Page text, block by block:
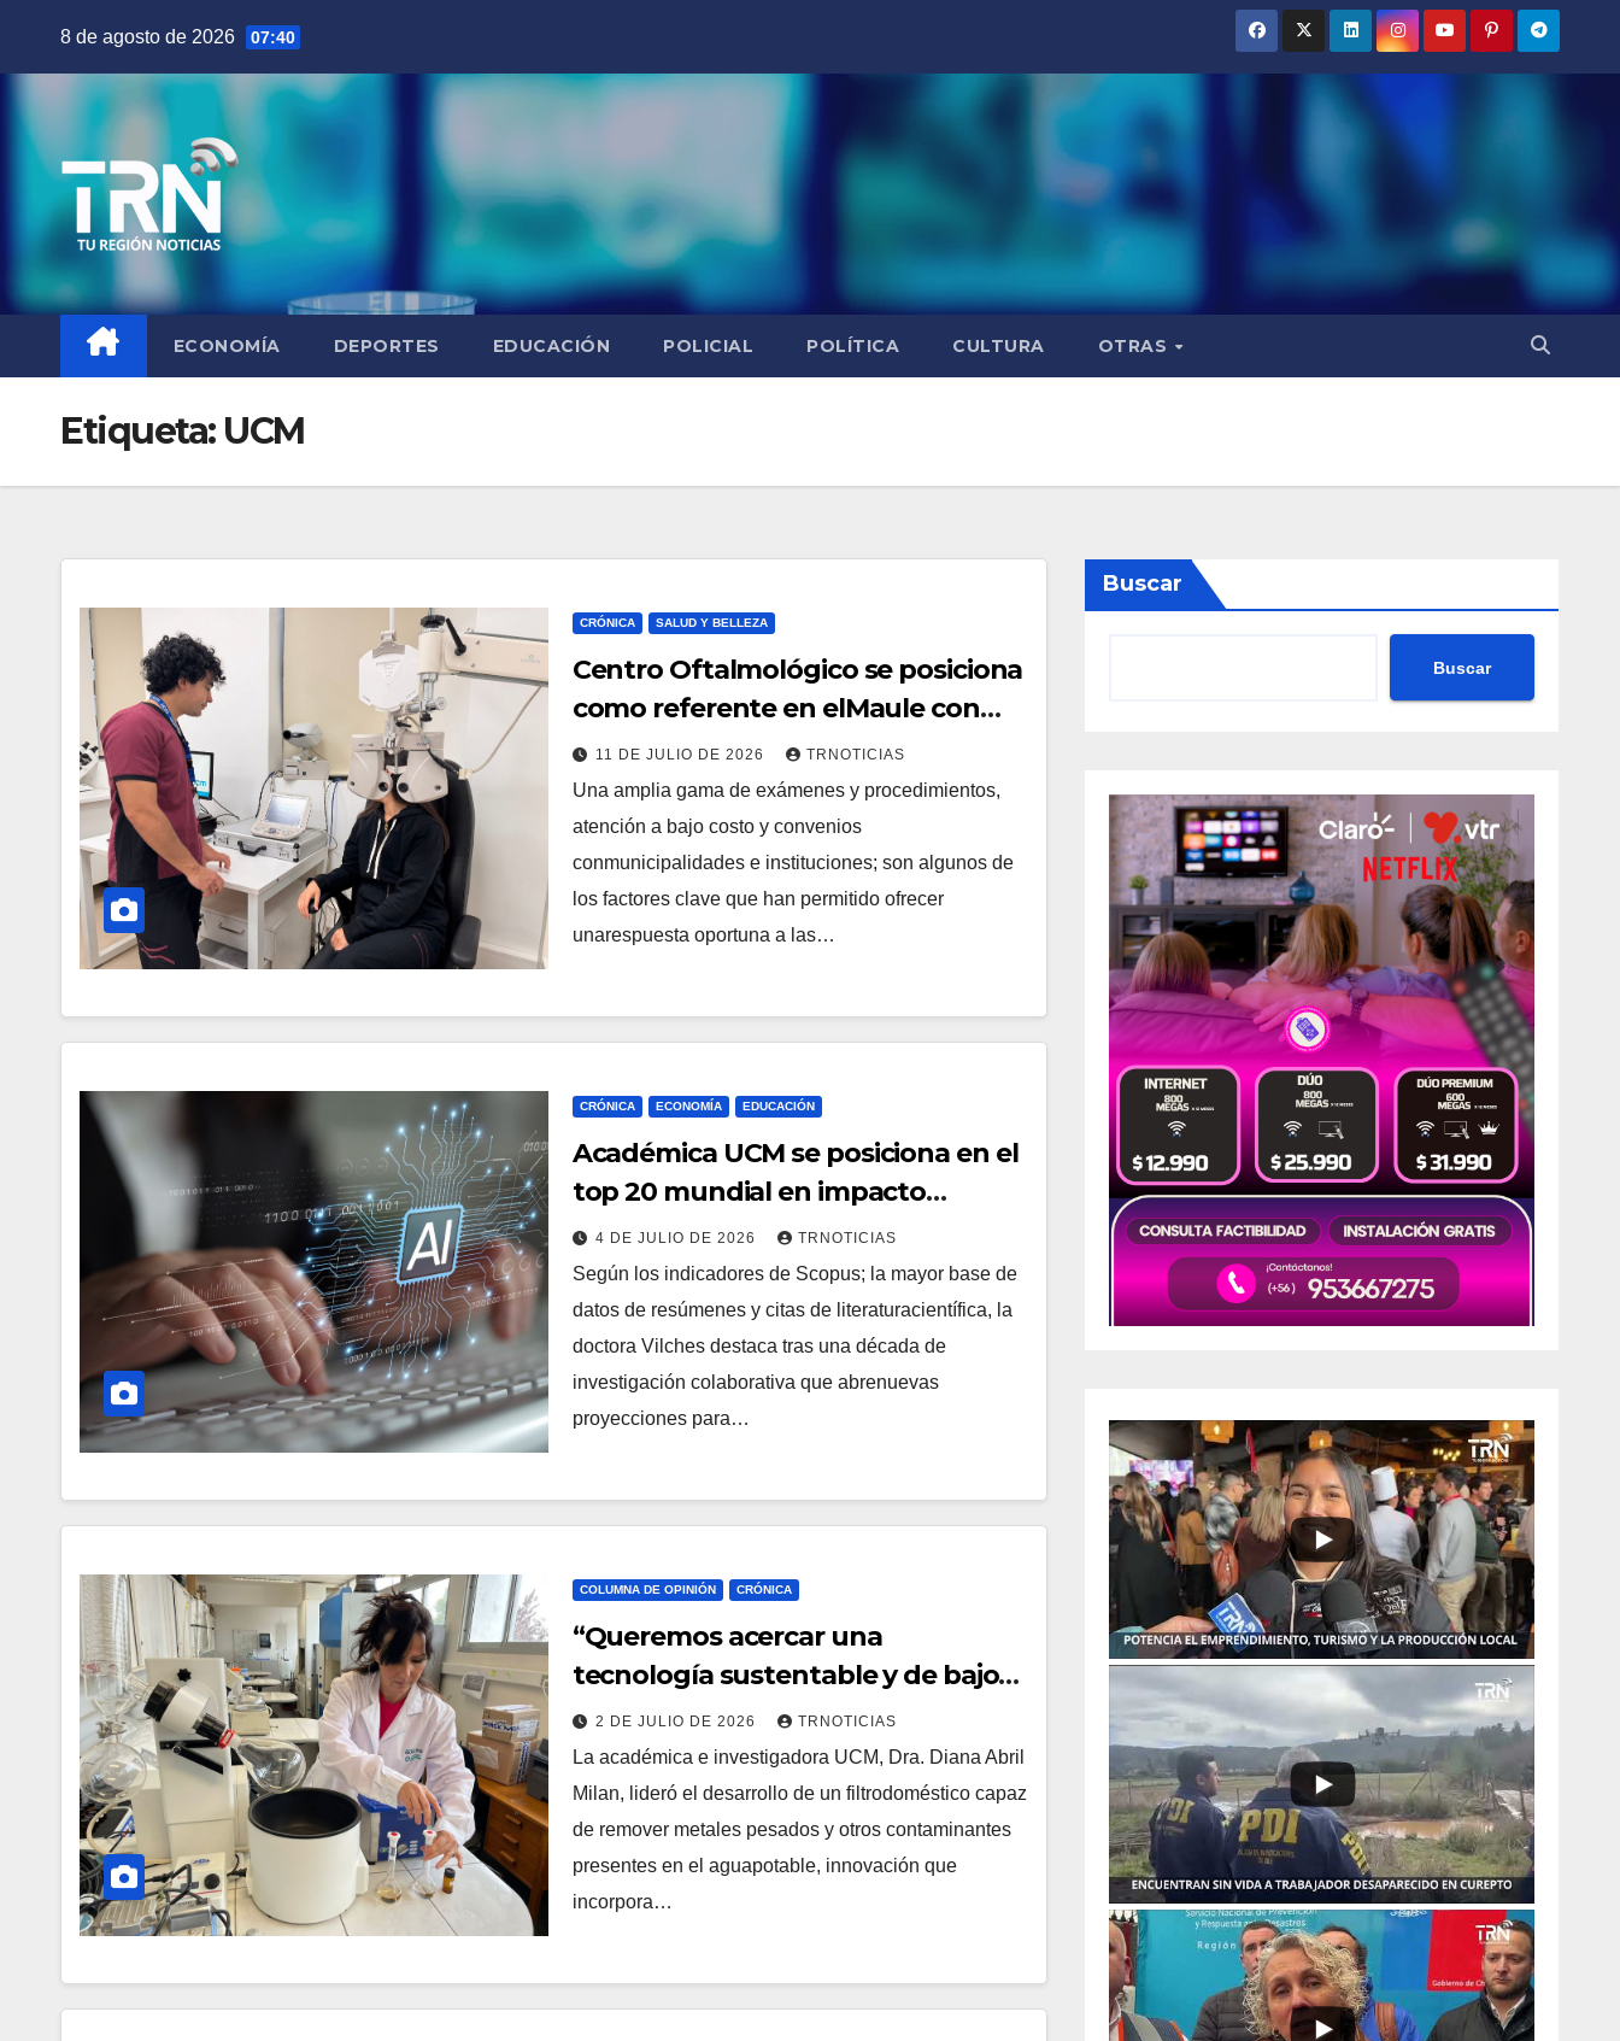
8 de agosto de 2026 07:40
ECONOMÍA DEPORTES EDUCACIÓN POLICIAL POLÍTICA CULTURA OTRAS
Etiqueta: UCM
CRÓNICA SALUD Y BELLEZA
Centro Oftalmológico se posiciona
como referente en elMaule con
más de 400 atenciones en lo que
va de 2026
11 DE JULIO DE 2026 TRNOTICIAS
Una amplia gama de exámenes y procedimientos,
atención a bajo costo y convenios
conmunicipalidades e instituciones; son algunos de
los factores clave que han permitido ofrecer
unarespuesta oportuna a las…
CRÓNICA ECONOMÍA EDUCACIÓN
Académica UCM se posiciona en el
top 20 mundial en impacto
científico en Inteligencia Artificial
4 DE JULIO DE 2026 TRNOTICIAS
Según los indicadores de Scopus; la mayor base de
datos de resúmenes y citas de literaturacientífica, la
doctora Vilches destaca tras una década de
investigación colaborativa que abrenuevas
proyecciones para…
COLUMNA DE OPINIÓN CRÓNICA
“Queremos acercar una
tecnología sustentable y de bajo
costo que mejore la calidad del
agua que consumen las familias”
2 DE JULIO DE 2026 TRNOTICIAS
La académica e investigadora UCM, Dra. Diana Abril
Milan, lideró el desarrollo de un filtrodoméstico capaz
de remover metales pesados y otros contaminantes
presentes en el aguapotable, innovación que
incorpora…
Buscar
Buscar